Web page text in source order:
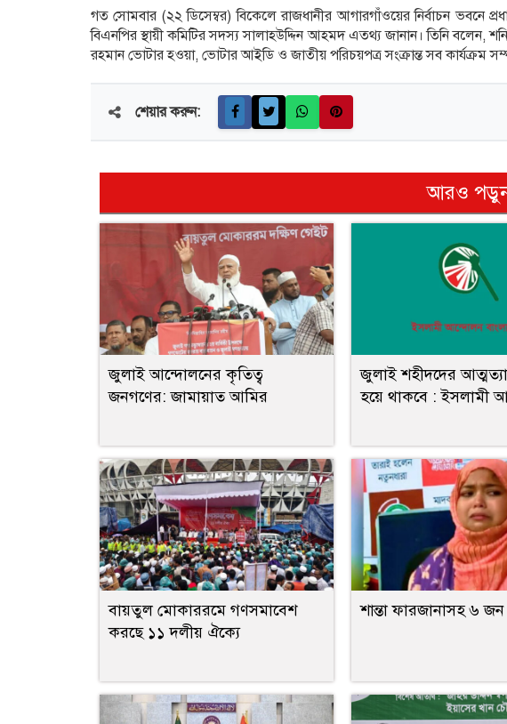
গত সোমবার (২২ ডিসেম্বর) বিকেলে রাজধানীর আগারগাঁওয়ের নির্বাচন ভবনে
বিএনপির স্থায়ী কমিটির সদস্য সালাহউদ্দিন আহমদ এতথ্য জানান। তিনি বলেন,
রহমান ভোটার হওয়া, ভোটার আইডি ও জাতীয় পরিচয়পত্র সংক্রান্ত সব কার্যক্রম
শেয়ার করুন:
আরও
জুলাই আন্দোলনের কৃতিত্ব
জনগণের: জামায়াত আমির
জুলাই শহীদদের
হয়ে থাকবে : ইসলামী
বায়তুল মোকাররমে গণসমাবেশ
করছে ১১ দলীয় ঐক্যে
শান্তা ফারজানাসহ ৬ জন